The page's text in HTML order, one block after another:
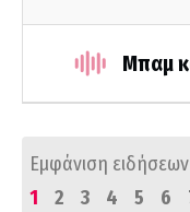
Μπαμ
Εμφάνιση ειδήσεων
1
2 3 4 5 6